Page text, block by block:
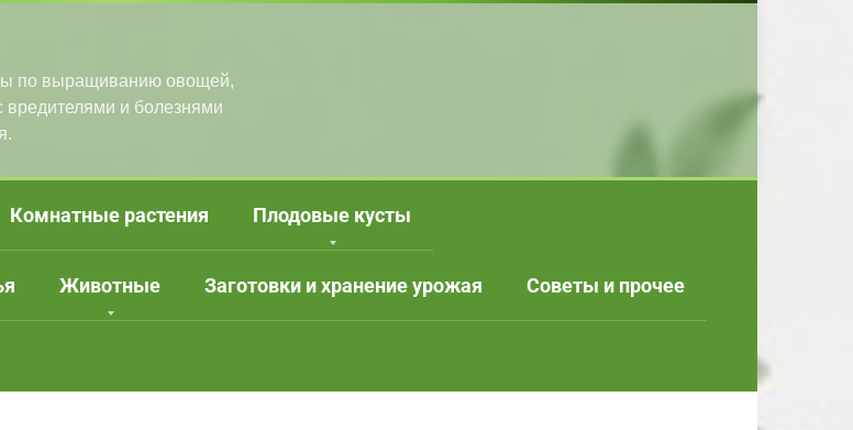
по выращиванию овощей,
вредителями и болезнями
Комнатные растения Плодовые кусты
Животные Заготовки и хранение урожая Советы и прочее